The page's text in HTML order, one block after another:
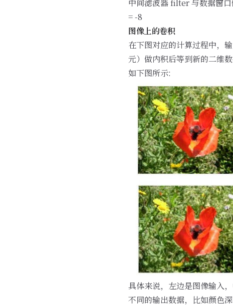
中间滤波器 filter 与数据窗
= -8
图像上的卷积
在下图对应的计算过程中，
元）做内积后等到新的二维数
如下图所示:
具体来说，左边是图像输入
不同的输出数据，比如颜色